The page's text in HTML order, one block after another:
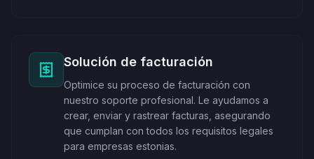
Solución de facturación
Optimice su proceso de facturación con
nuestro soporte profesional. Le ayudamos a
crear, enviar y rastrear facturas, asegurando
que cumplan con todos los requisitos legales
para empresas estonias.